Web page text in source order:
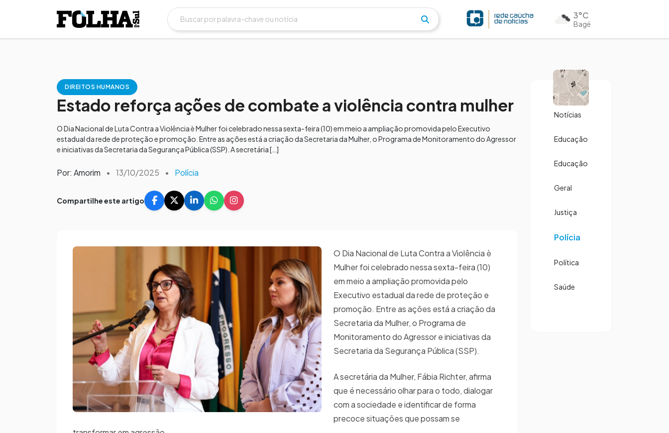
3°C
Bagé
DIREITOS HUMANOS
Estado reforça ações de combate a violência contra mulher
O Dia Nacional de Luta Contra a Violência è Mulher foi celebrado nessa sexta-feira (10) em meio a ampliação promovida pelo Executivo
estadual da rede de proteção e promoção. Entre as ações está a criação da Secretaria da Mulher, o Programa de Monitoramento do Agressor
e iniciativas da Secretaria da Segurança Pública (SSP). A secretária […]
Por: Amorim • 13/10/2025 • Polícia
Compartilhe este artigo
O Dia Nacional de Luta Contra a Violência è
Mulher foi celebrado nessa sexta-feira (10)
em meio a ampliação promovida pelo
Executivo estadual da rede de proteção e
promoção. Entre as ações está a criação da
Secretaria da Mulher, o Programa de
Monitoramento do Agressor e iniciativas da
Secretaria da Segurança Pública (SSP).
A secretária da Mulher, Fábia Richter, afirma
que é necessário olhar para o todo, dialogar
com a sociedade e identificar de forma
precoce situações que possam se
Notícias
Educação
Educação
Geral
Justiça
Polícia
Política
Saúde